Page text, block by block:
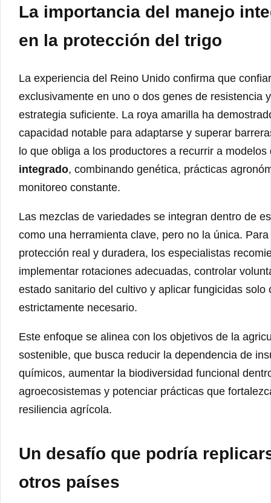
La importancia del manejo
en la protección del trigo
La experiencia del Reino Unido confirma que confiar
exclusivamente en uno o dos genes de resistencia
estrategia suficiente. La roya amarilla ha
capacidad notable para adaptarse y superar
lo que obliga a los productores a recurrir a
integrado, combinando genética, prácticas
monitoreo constante.
Las mezclas de variedades se integran dentro de
como una herramienta clave, pero no la única.
protección real y duradera, los especialistas
implementar rotaciones adecuadas, controlar
estado sanitario del cultivo y aplicar fungicidas solo
estrictamente necesario.
Este enfoque se alinea con los objetivos de la
sostenible, que busca reducir la dependencia de
químicos, aumentar la biodiversidad funcional
agroecosistemas y potenciar prácticas que
resiliencia agrícola.
Un desafío que podría
otros países